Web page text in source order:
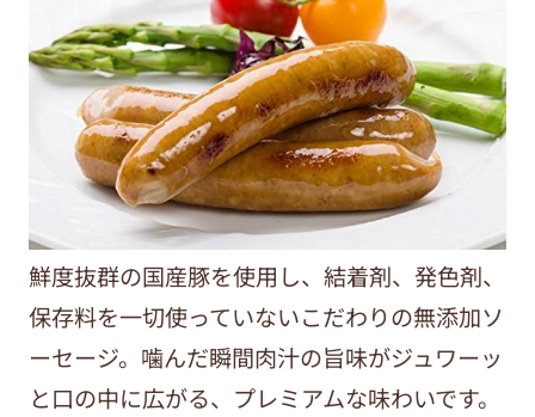
鮮度抜群の国産豚を使用し、結着剤、発色剤、
保存料を一切使っていないこだわりの無添加ソ
ーセージ。噛んだ瞬間肉汁の旨味がジュワーッ
と口の中に広がる、プレミアムな味わいです。